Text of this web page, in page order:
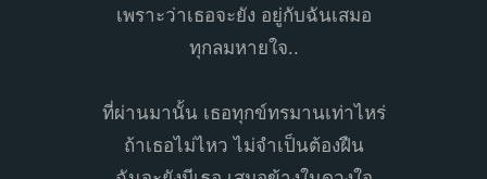
เพราะว่าเธอจะยัง อยู่กับฉันเสมอ
ทุกลมหายใจ..
ที่ผ่านมานั้น เธอทุกข์ทรมานเท่าไหร่
ถ้าเธอไม่ไหว ไม่จำเป็นต้องฝืน